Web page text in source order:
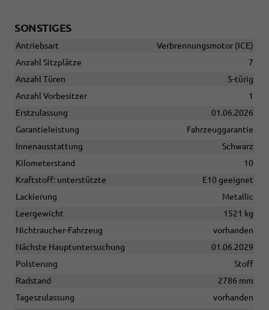
SONSTIGES
Antriebsart
Verbrennungsmotor (ICE)
Anzahl Sitzplätze
7
Anzahl Türen
5-türig
Anzahl Vorbesitzer
1
Erstzulassung
01.06.2026
Garantieleistung
Fahrzeuggarantie
Innenausstattung
Schwarz
Kilometerstand
10
Kraftstoff: unterstützte
E10 geeignet
Lackierung
Metallic
Leergewicht
1521 kg
Nichtraucher-Fahrzeug
vorhanden
Nächste Hauptuntersuchung
01.06.2029
Polsterung
Stoff
Radstand
2786 mm
Tageszulassung
vorhanden